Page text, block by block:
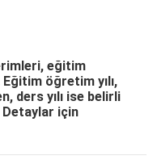
eğitim
öğretim yılı,
ders yılı ise belirli
için